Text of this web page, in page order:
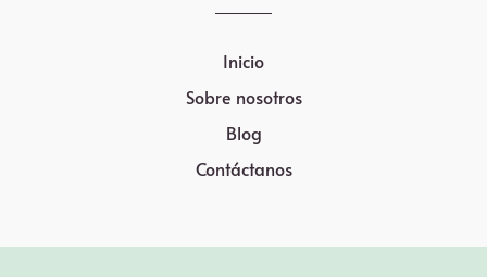
Inicio
Sobre nosotros
Blog
Contáctanos